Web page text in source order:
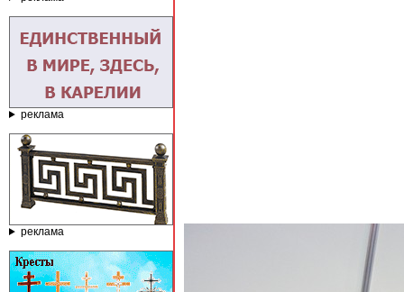
реклама
реклама